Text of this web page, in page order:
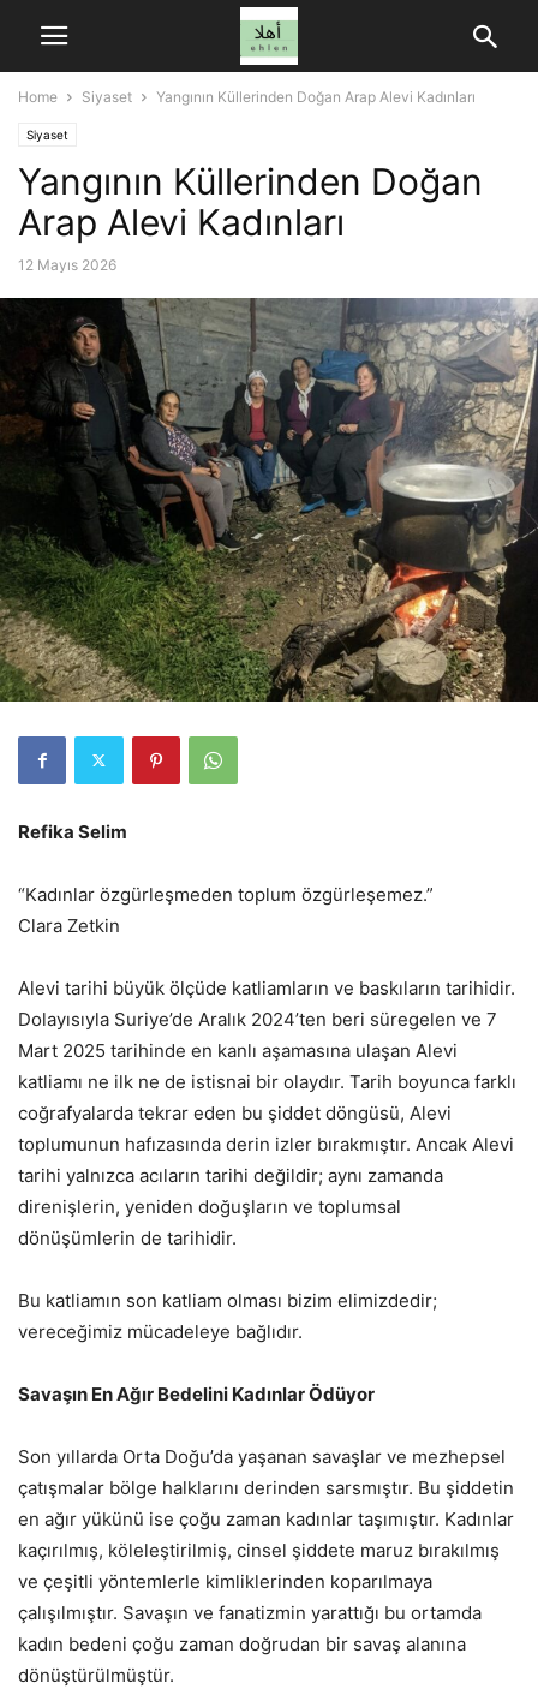
Home Siyaset Yangının Küllerinden Doğan Arap Alevi Kadınları
Siyaset
Yangının Küllerinden Doğan
Arap Alevi Kadınları
12 Mayıs 2026
Refika Selim
“Kadınlar özgürleşmeden toplum özgürleşemez.”
Clara Zetkin
Alevi tarihi büyük ölçüde katliamların ve baskıların tarihidir.
Dolayısıyla Suriye’de Aralık 2024’ten beri süregelen ve 7
Mart 2025 tarihinde en kanlı aşamasına ulaşan Alevi
katliamı ne ilk ne de istisnai bir olaydır. Tarih boyunca farklı
coğrafyalarda tekrar eden bu şiddet döngüsü, Alevi
toplumunun hafızasında derin izler bırakmıştır. Ancak Alevi
tarihi yalnızca acıların tarihi değildir; aynı zamanda
direnişlerin, yeniden doğuşların ve toplumsal
dönüşümlerin de tarihidir.
Bu katliamın son katliam olması bizim elimizdedir;
vereceğimiz mücadeleye bağlıdır.
Savaşın En Ağır Bedelini Kadınlar Ödüyor
Son yıllarda Orta Doğu’da yaşanan savaşlar ve mezhepsel
çatışmalar bölge halklarını derinden sarsmıştır. Bu şiddetin
en ağır yükünü ise çoğu zaman kadınlar taşımıştır. Kadınlar
kaçırılmış, köleleştirilmiş, cinsel şiddete maruz bırakılmış
ve çeşitli yöntemlerle kimliklerinden koparılmaya
çalışılmıştır. Savaşın ve fanatizmin yarattığı bu ortamda
kadın bedeni çoğu zaman doğrudan bir savaş alanına
dönüştürülmüştür.